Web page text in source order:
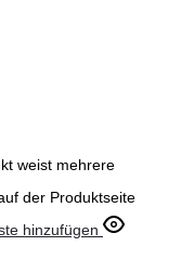
weist mehrere
der Produktseite
hinzufügen